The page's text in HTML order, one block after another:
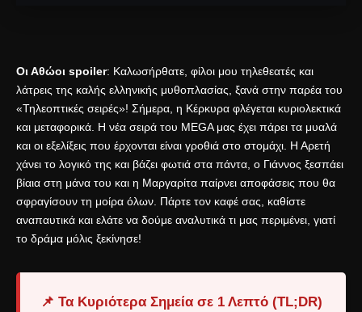
Οι Αθώοι spoiler: Καλωσήρθατε, φίλοι μου τηλεθεατές και
λάτρεις της καλής ελληνικής μυθοπλασίας, ξανά στην παρέα του
«Τηλεοπτικές σειρές»! Σήμερα, η Κέρκυρα φλέγεται κυριολεκτικά
και μεταφορικά. Η νέα σειρά του MEGA μας έχει πάρει τα μυαλά
και οι εξελίξεις που έρχονται είναι γροθιά στο στομάχι. Η Αρετή
χάνει το λογικό της και βάζει φωτιά στα πάντα, ο Γιάννος ξεσπάει
βίαια στη μάνα του και η Μαργαρίτα παίρνει αποφάσεις που θα
σφραγίσουν τη μοίρα όλων. Πάρτε τον καφέ σας, καθίστε
αναπαυτικά και ελάτε να δούμε αναλυτικά τι μας περιμένει, γιατί
το δράμα μόλις ξεκίνησε!
📌 Τα Κυριότερα Σημεία σε 1 Λεπτό (TL;DR)